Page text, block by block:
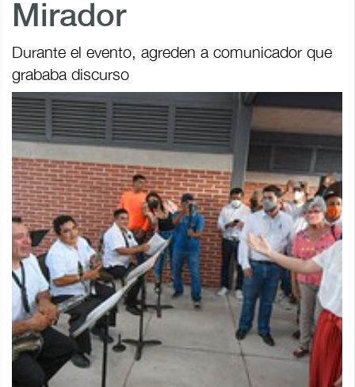
Mirador
Durante el evento, agreden a comunicador que
grababa discurso